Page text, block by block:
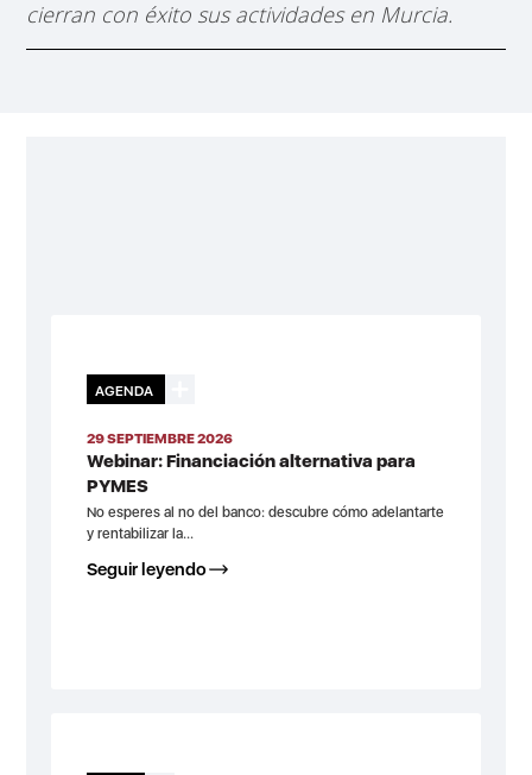
cierran con éxito sus actividades en Murcia.
AGENDA
29 SEPTIEMBRE 2026
Webinar: Financiación alternativa para
PYMES
No esperes al no del banco: descubre cómo adelantarte
y rentabilizar la...
Seguir leyendo